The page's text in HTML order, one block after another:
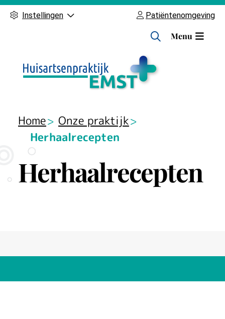
Instellingen Patiëntenomgeving
H
Menu
Home
Onze praktijk
Herhaalrecepten
Herhaalrecepten